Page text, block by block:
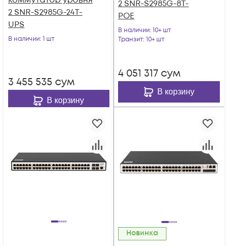
2 SNR-S2985G-24T-
UPS
В наличии: 1 шт
3 455 535 сум
В корзину
2 SNR-S2985G-8T-
POE
В наличии: 10+ шт
Транзит: 10+ шт
4 051 317 сум
В корзину
Новинка